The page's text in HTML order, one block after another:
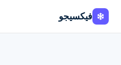
فيكسيجو
FixiGo